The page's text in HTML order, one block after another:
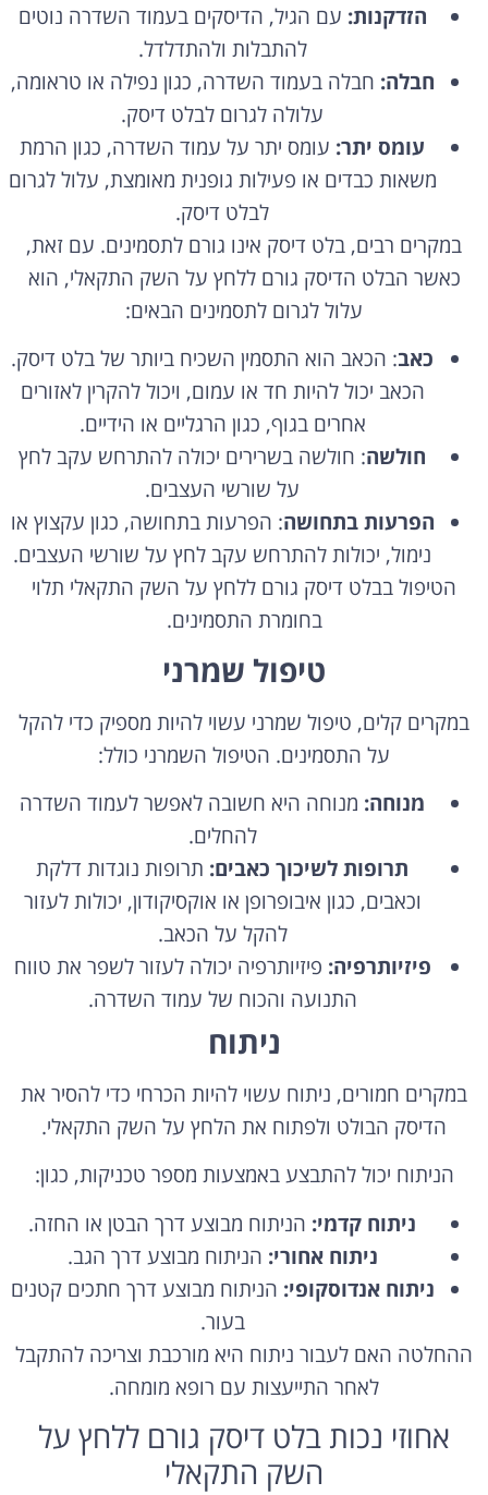
הזדקנות: עם הגיל, הדיסקים בעמוד השדרה נוטים
להתבלות ולהתדלדל.
חבלה: חבלה בעמוד השדרה, כגון נפילה או טראומה,
עלולה לגרום לבלט דיסק.
עומס יתר: עומס יתר על עמוד השדרה, כגון הרמת
משאות כבדים או פעילות גופנית מאומצת, עלול לגרום
לבלט דיסק.
במקרים רבים, בלט דיסק אינו גורם לתסמינים. עם זאת,
כאשר הבלט הדיסק גורם ללחץ על השק התקאלי, הוא
עלול לגרום לתסמינים הבאים:
כאב: הכאב הוא התסמין השכיח ביותר של בלט דיסק.
הכאב יכול להיות חד או עמום, ויכול להקרין לאזורים
אחרים בגוף, כגון הרגליים או הידיים.
חולשה: חולשה בשרירים יכולה להתרחש עקב לחץ
על שורשי העצבים.
הפרעות בתחושה: הפרעות בתחושה, כגון עקצוץ או
נימול, יכולות להתרחש עקב לחץ על שורשי העצבים.
הטיפול בבלט דיסק גורם ללחץ על השק התקאלי תלוי
בחומרת התסמינים.
טיפול שמרני
במקרים קלים, טיפול שמרני עשוי להיות מספיק כדי להקל
על התסמינים. הטיפול השמרני כולל:
מנוחה: מנוחה היא חשובה לאפשר לעמוד השדרה
להחלים.
תרופות לשיכוך כאבים: תרופות נוגדות דלקת
וכאבים, כגון איבופרופן או אוקסיקודון, יכולות לעזור
להקל על הכאב.
פיזיותרפיה: פיזיותרפיה יכולה לעזור לשפר את טווח
התנועה והכוח של עמוד השדרה.
ניתוח
במקרים חמורים, ניתוח עשוי להיות הכרחי כדי להסיר את
הדיסק הבולט ולפתוח את הלחץ על השק התקאלי.
הניתוח יכול להתבצע באמצעות מספר טכניקות, כגון:
ניתוח קדמי: הניתוח מבוצע דרך הבטן או החזה.
ניתוח אחורי: הניתוח מבוצע דרך הגב.
ניתוח אנדוסקופי: הניתוח מבוצע דרך חתכים קטנים
בעור.
ההחלטה האם לעבור ניתוח היא מורכבת וצריכה להתקבל
לאחר התייעצות עם רופא מומחה.
אחוזי נכות בלט דיסק גורם ללחץ על
השק התקאלי